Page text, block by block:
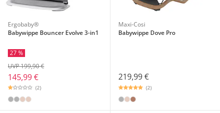
Ergobaby®
Babywippe Bouncer Evolve 3-in1
27 %
145,99 €
UVP 199,90 €
(2)
Maxi-Cosi
Babywippe Dove Pro
219,99 €
(2)